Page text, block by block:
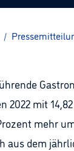
/
2022 mit
mehr
aus dem